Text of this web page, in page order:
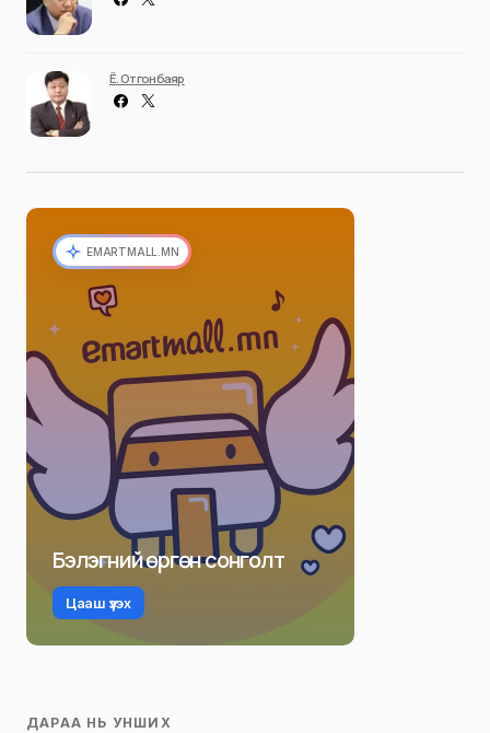
Ё. Отгонбаяр
EMARTMALL.MN
Бэлэгний өргөн сонголт
Цааш үзэх
ДАРАА НЬ УНШИХ